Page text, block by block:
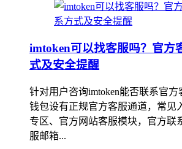
imtoken可以找客服吗？官方
式及安全提醒
针对用户咨询imtoken能否联系官
钱包设有正规官方客服通道，常见
专区、官方网站客服模块，官方联
服邮箱...